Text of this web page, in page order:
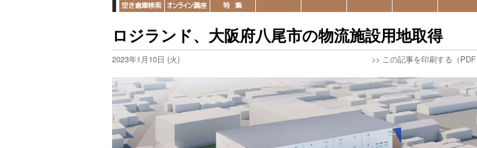
ロジランド、大阪府八尾市の物流施設用地取得
2023年1月10日 (火) >> この記事を印刷する（PDF